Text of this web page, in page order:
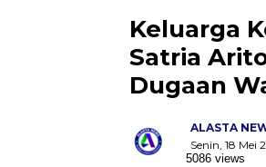
Keluarga
Satria
Dugaan
ALASTA
Senin, 18 Mei
5086 views